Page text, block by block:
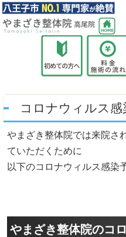
コロナウィルス
やまざき整体院では来院さ
ていただくために
以下のコロナウィルス感染
やまざき整体院のコ